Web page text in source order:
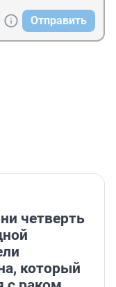
Отправить
четверть
который